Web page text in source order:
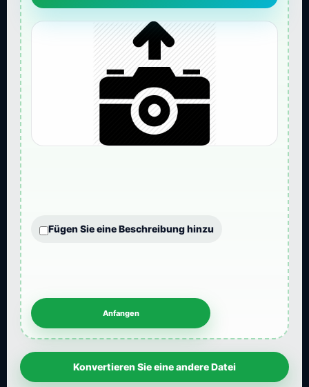
Fügen Sie eine Beschreibung hinzu
Konvertieren Sie eine andere Datei